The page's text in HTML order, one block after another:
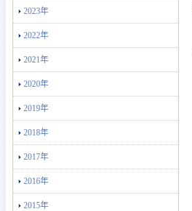
2023年
2022年
2021年
2020年
2019年
2018年
2017年
2016年
2015年